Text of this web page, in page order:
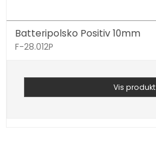
Batteripolsko Positiv 10mm
F-28.012P
Vis produkt